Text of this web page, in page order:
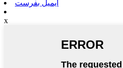
ایمیل بفرست
x